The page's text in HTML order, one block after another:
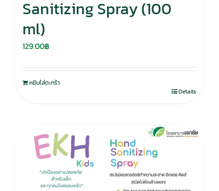
Sanitizing Spray (100
ml)
129.00฿
หยิบใส่ตะกร้า
Details